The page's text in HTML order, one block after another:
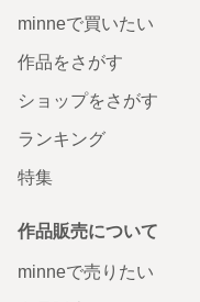
minneで買いたい
作品をさがす
ショップをさがす
ランキング
特集
作品販売について
minneで売りたい